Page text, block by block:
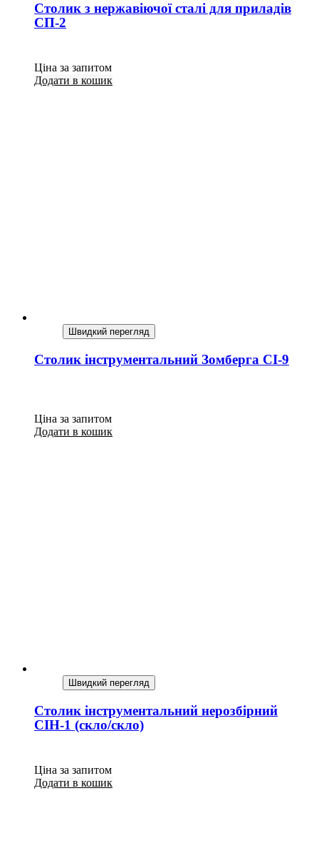
Столик з нержавіючої сталі для приладів
СП-2
Ціна за запитом
Додати в кошик
Швидкий перегляд
Столик інструментальний Зомберга СІ-9
Ціна за запитом
Додати в кошик
Швидкий перегляд
Столик інструментальний нерозбірний
СІН-1 (скло/скло)
Ціна за запитом
Додати в кошик